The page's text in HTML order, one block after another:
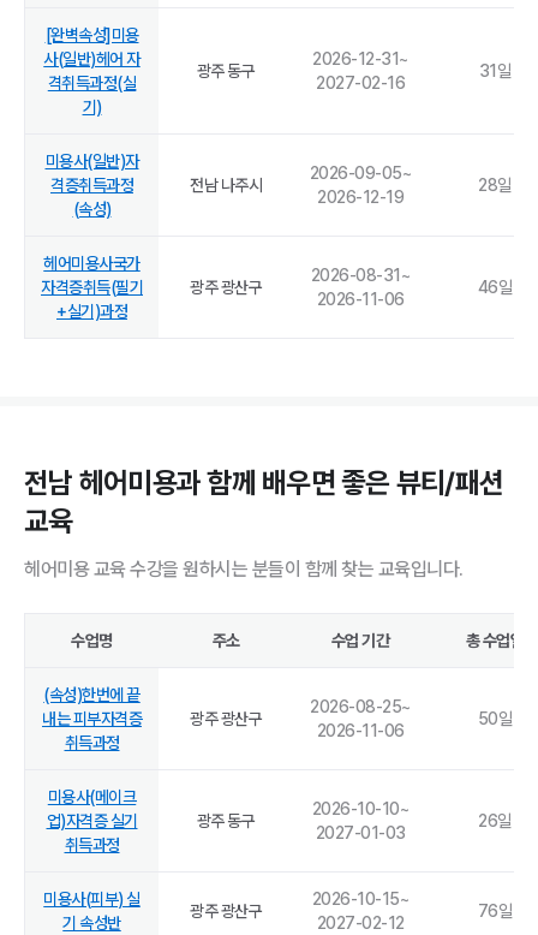
[완벽속성]미용
사(일반)헤어 자
격취득과정(실
기)
광주 동구
2026-12-31~
2027-02-16
31 일
미용사(일반)자
격증취득과정
(속성)
전남 나주시
2026-09-05~
2026-12-19
28일
헤어미용사국가
자격증취득(필기
+실기)과정
광주 광산구
2026-08-31 ~
2026-11-06
46일
전남 헤어미용과 함께 배우면 좋은 뷰티/패션
교육
헤어미용 교육 수강을 원하시는 분들이 함께 찾는 교육입니다.
수업명 주소 수업 기간 총 수업일
(속성)한번에 끝
내는 피부자격증
취득과정
광주 광산구
2026-08-25~
2026-11-06
50일
미용사(메이크
업)자격증 실기
취득과정
광주 동구
2026-10-10~
2027-01-03
26일
미용사(피부) 실
기 속성반
광주 광산구
2026-10-15~
2027-02-12
76일